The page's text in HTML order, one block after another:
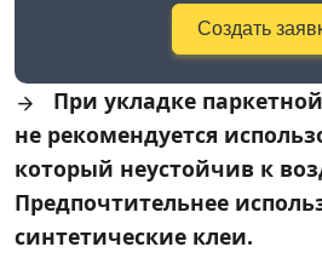
Создать
При укладке
не рекомендуется
который неустойчив к
Предпочтительнее
синтетические клеи.